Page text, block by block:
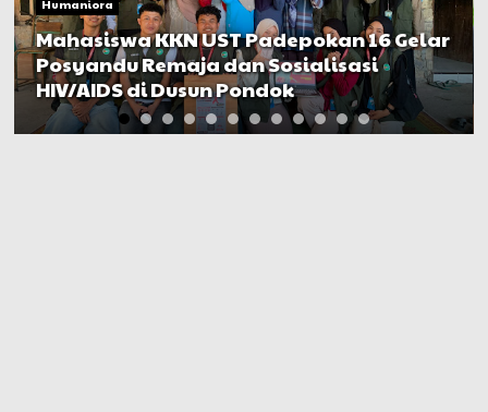
Humaniora
Mahasiswa KKN UST Padepokan 16 Gelar
Posyandu Remaja dan Sosialisasi
HIV/AIDS di Dusun Pondok